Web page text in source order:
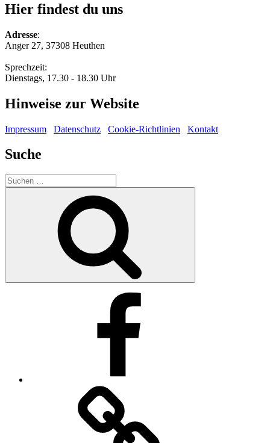
Hier findest du uns
Adresse:
Anger 27, 37308 Heuthen
Sprechzeit:
Dienstags, 17.30 - 18.30 Uhr
Hinweise zur Website
Impressum Datenschutz Cookie-Richtlinien Kontakt
Suche
Suche
nach: